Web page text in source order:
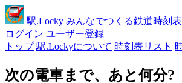
駅.Locky みんなでつくる鉄道時刻表
ログイン ユーザー登録
トップ 駅.Lockyについて 時刻表リスト
次の電車まで、あと何分?